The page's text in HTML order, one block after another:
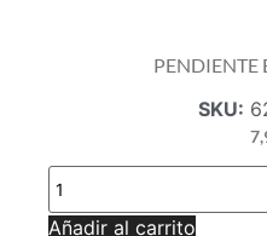
PENDIENTE
SKU:
PENDIENTE
EN
NACAR
Añadir al carrito